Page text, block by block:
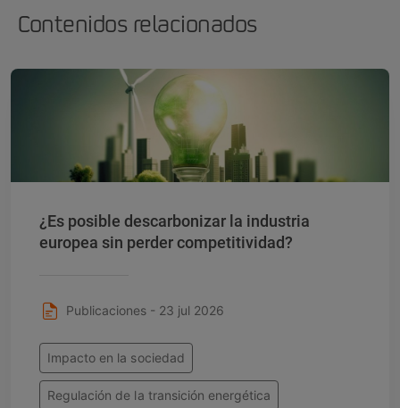
Contenidos relacionados
¿Es posible descarbonizar la industria
europea sin perder competitividad?
Publicaciones - 23 jul 2026
Impacto en la sociedad
Regulación de la transición energética